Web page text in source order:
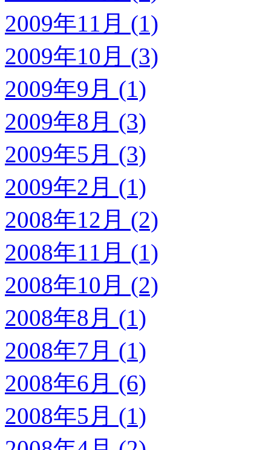
2009年11月 (1)
2009年10月 (3)
2009年9月 (1)
2009年8月 (3)
2009年5月 (3)
2009年2月 (1)
2008年12月 (2)
2008年11月 (1)
2008年10月 (2)
2008年8月 (1)
2008年7月 (1)
2008年6月 (6)
2008年5月 (1)